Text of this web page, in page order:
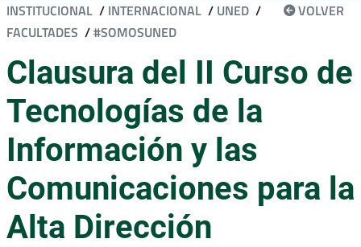
INSTITUCIONAL / INTERNACIONAL / UNED /
FACULTADES /#SOMOSUNED
VOLVER
Clausura del II Curso de
Tecnologías de la
Información y las
Comunicaciones para la
Alta Dirección